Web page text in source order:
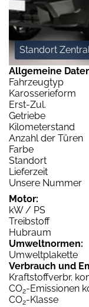
Standort
Allgemeine
Fahrzeugtyp
Karosserieform
Erst-Zul.
Getriebe
Kilometerstand
Anzahl der Türen
Farbe
Standort
Lieferzeit
Unsere Nummer
Motor:
kW / PS
Treibstoff
Hubraum
Umweltnormen:
Umweltplakette
Verbrauch und
Kraftstoffverbr.
CO2-Emissionen
CO2-Klasse